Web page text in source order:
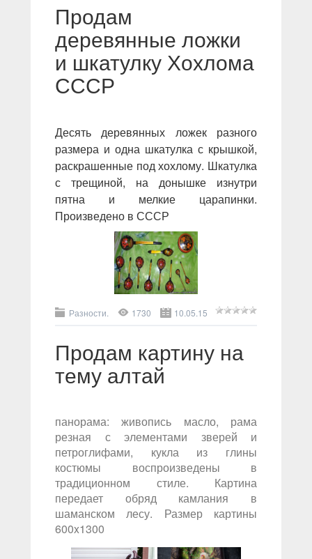
Продам
деревянные ложки
и шкатулку Хохлома
СССР
Десять деревянных ложек разного
размера и одна шкатулка с крышкой,
раскрашенные под хохлому. Шкатулка
с трещиной, на донышке изнутри
пятна и мелкие царапинки.
Произведено в СССР
Разности. 1730 10.05.15
Продам картину на
тему алтай
панорама: живопись масло, рама
резная с элементами зверей и
петроглифами, кукла из глины
костюмы воспроизведены в
традиционном стиле. Картина
передает обряд камлания в
шаманском лесу. Размер картины
600x1300